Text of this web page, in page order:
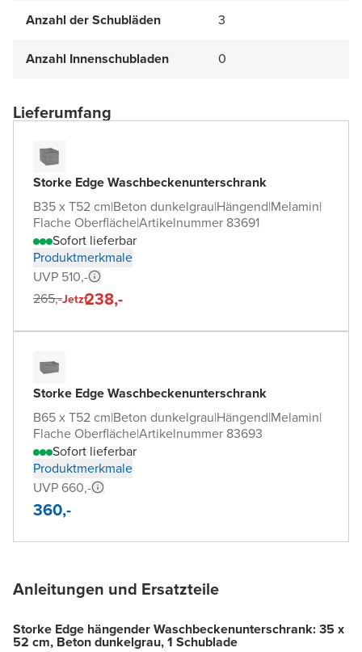
Anzahl der Schubläden 3
Anzahl Innenschubladen 0
Lieferumfang
Storke Edge Waschbeckenunterschrank
B35 x T52 cm|Beton dunkelgrau|Hängend|Melamin|
Flache Oberfläche|Artikelnummer 83691
Sofort lieferbar
Produktmerkmale
UVP 510,-
265,-Jetzt238,-
Storke Edge Waschbeckenunterschrank
B65 x T52 cm|Beton dunkelgrau|Hängend|Melamin|
Flache Oberfläche|Artikelnummer 83693
Sofort lieferbar
Produktmerkmale
UVP 660,-
360,-
Anleitungen und Ersatzteile
Storke Edge hängender Waschbeckenunterschrank: 35 x
52 cm, Beton dunkelgrau, 1 Schublade